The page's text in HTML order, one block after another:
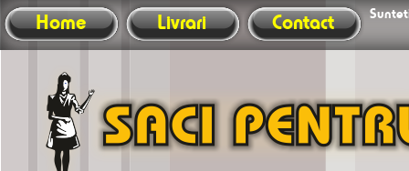
Home Livrari Contact